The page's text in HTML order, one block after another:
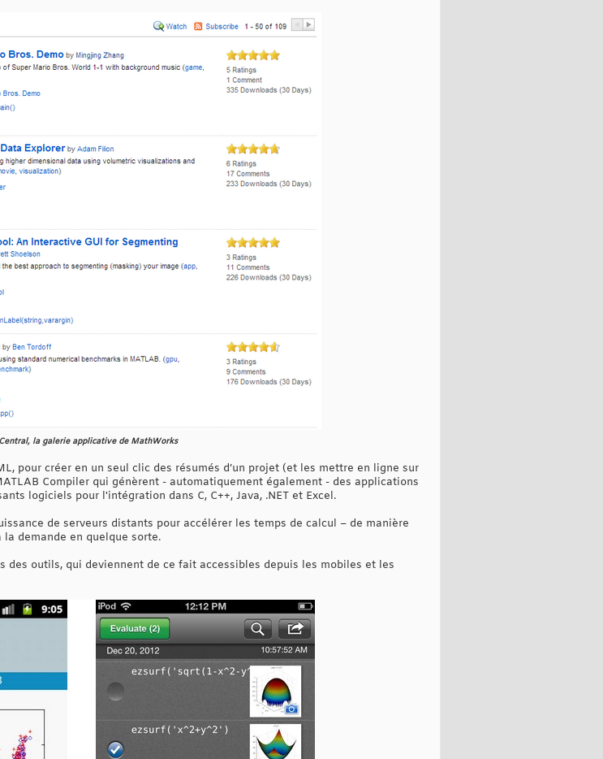
la galerie applicative de MathWorks
pour créer en un seul clic des résumés d’un projet (et les mettre en ligne sur
Compiler qui génèrent - automatiquement également - des applications
logiciels pour l'intégration dans C, C++, Java, .NET et Excel.
de serveurs distants pour accélérer les temps de calcul – de manière
demande en quelque sorte.
des outils, qui deviennent de ce fait accessibles depuis les mobiles et les